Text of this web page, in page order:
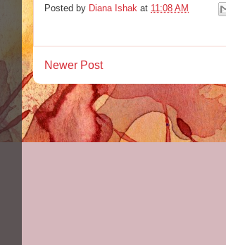
Posted by Diana Ishak at 11:08 AM
Newer Post